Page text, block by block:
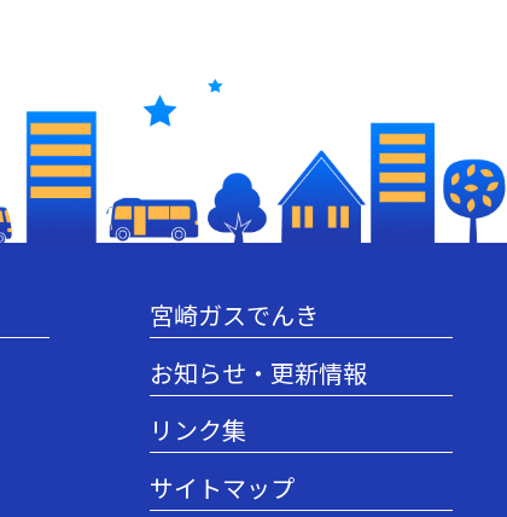
宮崎ガスでんき
お知らせ・更新情報
リンク集
サイトマップ